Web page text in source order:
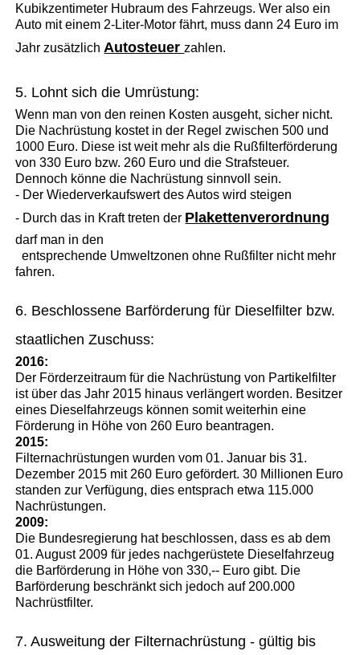
Kubikzentimeter Hubraum des Fahrzeugs. Wer also ein
Auto mit einem 2-Liter-Motor fährt, muss dann 24 Euro im
Jahr zusätzlich Autosteuerzahlen.
5. Lohnt sich die Umrüstung:
Wenn man von den reinen Kosten ausgeht, sicher nicht.
Die Nachrüstung kostet in der Regel zwischen 500 und
1000 Euro. Diese ist weit mehr als die Rußfilterförderung
von 330 Euro bzw. 260 Euro und die Strafsteuer.
Dennoch könne die Nachrüstung sinnvoll sein.
- Der Wiederverkaufswert des Autos wird steigen
- Durch das in Kraft treten der Plakettenverordnung
darf man in den
entsprechende Umweltzonen ohne Rußfilter nicht mehr
fahren.
6. Beschlossene Barförderung für Dieselfilter bzw.
staatlichen Zuschuss:
2016:
Der Förderzeitraum für die Nachrüstung von Partikelfilter
ist über das Jahr 2015 hinaus verlängert worden. Besitzer
eines Dieselfahrzeugs können somit weiterhin eine
Förderung in Höhe von 260 Euro beantragen.
2015:
Filternachrüstungen wurden vom 01. Januar bis 31.
Dezember 2015 mit 260 Euro gefördert. 30 Millionen Euro
standen zur Verfügung, dies entsprach etwa 115.000
Nachrüstungen.
2009:
Die Bundesregierung hat beschlossen, dass es ab dem
01. August 2009 für jedes nachgerüstete Dieselfahrzeug
die Barförderung in Höhe von 330,-- Euro gibt. Die
Barförderung beschränkt sich jedoch auf 200.000
Nachrüstfilter.
7. Ausweitung der Filternachrüstung - gültig bis